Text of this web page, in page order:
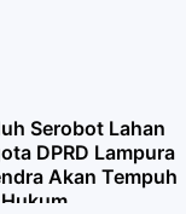
Serobot Lahan
DPRD Lampura
Akan Tempuh
Hukum